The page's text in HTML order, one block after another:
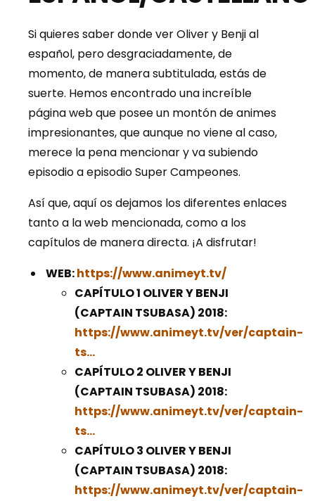
Si quieres saber donde ver Oliver y Benji al
español, pero desgraciadamente, de
momento, de manera subtitulada, estás de
suerte. Hemos encontrado una increíble
página web que posee un montón de animes
impresionantes, que aunque no viene al caso,
merece la pena mencionar y va subiendo
episodio a episodio Super Campeones.
Así que, aquí os dejamos los diferentes enlaces
tanto a la web mencionada, como a los
capítulos de manera directa. ¡A disfrutar!
WEB:https://www.animeyt.tv/
CAPÍTULO 1 OLIVER Y BENJI
(CAPTAIN TSUBASA) 2018:
https://www.animeyt.tv/ver/captain-
ts…
CAPÍTULO 2 OLIVER Y BENJI
(CAPTAIN TSUBASA) 2018:
https://www.animeyt.tv/ver/captain-
ts…
CAPÍTULO 3 OLIVER Y BENJI
(CAPTAIN TSUBASA) 2018:
https://www.animeyt.tv/ver/captain-